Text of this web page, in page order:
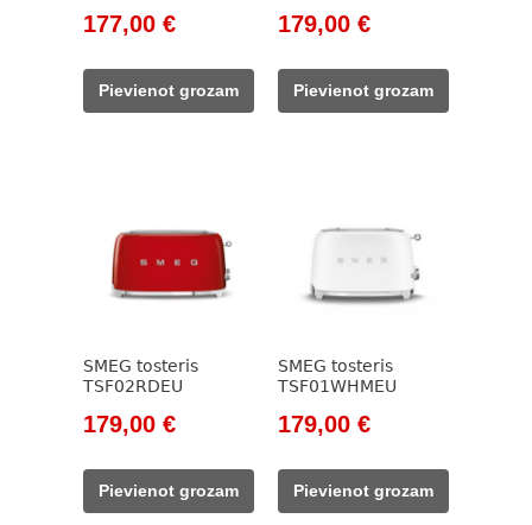
Original
was:
203,00 €.
177,00 €Current
177,00 €.
Pievienot grozam
Original
was:
205,00 €.
179,00 €Current
179,00 €.
Pievienot grozam
SMEG tosteris
TSF02RDEU
Original
was:
205,00 €.
179,00 €Current
179,00 €.
Pievienot grozam
SMEG tosteris
TSF01WHMEU
Original
was:
205,00 €.
179,00 €Current
179,00 €.
Pievienot grozam